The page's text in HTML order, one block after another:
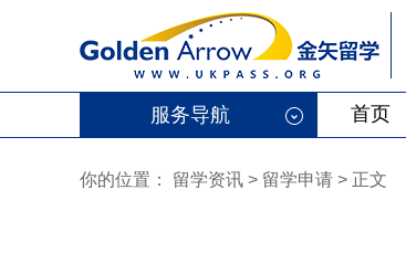
服务导航 首页
你的位置： 留学资讯 > 留学申请 > 正文